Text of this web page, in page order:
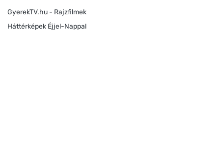
GyerekTV.hu - Rajzfilmek
Háttérképek Éjjel-Nappal